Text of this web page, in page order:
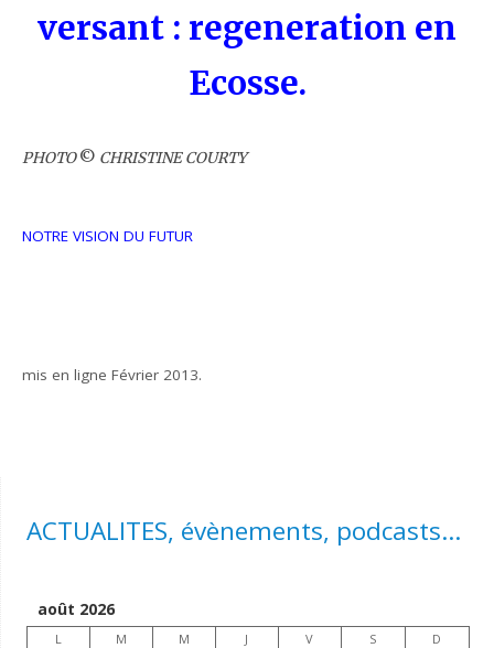
versant : regeneration en
Ecosse.
PHOTO© CHRISTINE COURTY
NOTRE VISION DU FUTUR
mis en ligne Février 2013.
ACTUALITES, évènements, podcasts...
août 2026
L M M J V S D